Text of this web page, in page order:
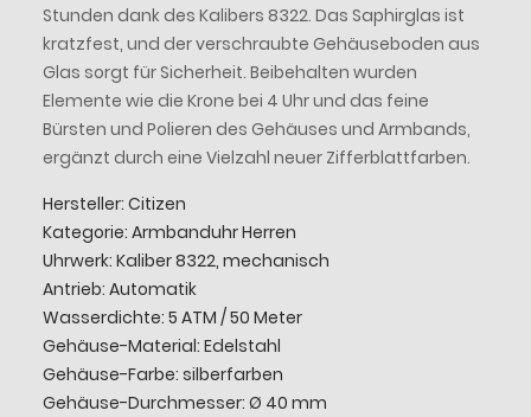
Stunden dank des Kalibers 8322. Das Saphirglas ist
kratzfest, und der verschraubte Gehäuseboden aus
Glas sorgt für Sicherheit. Beibehalten wurden
Elemente wie die Krone bei 4 Uhr und das feine
Bürsten und Polieren des Gehäuses und Armbands,
ergänzt durch eine Vielzahl neuer Zifferblattfarben.
Hersteller: Citizen
Kategorie: Armbanduhr Herren
Uhrwerk: Kaliber 8322, mechanisch
Antrieb: Automatik
Wasserdichte: 5 ATM / 50 Meter
Gehäuse-Material: Edelstahl
Gehäuse-Farbe: silberfarben
Gehäuse-Durchmesser: Ø 40 mm